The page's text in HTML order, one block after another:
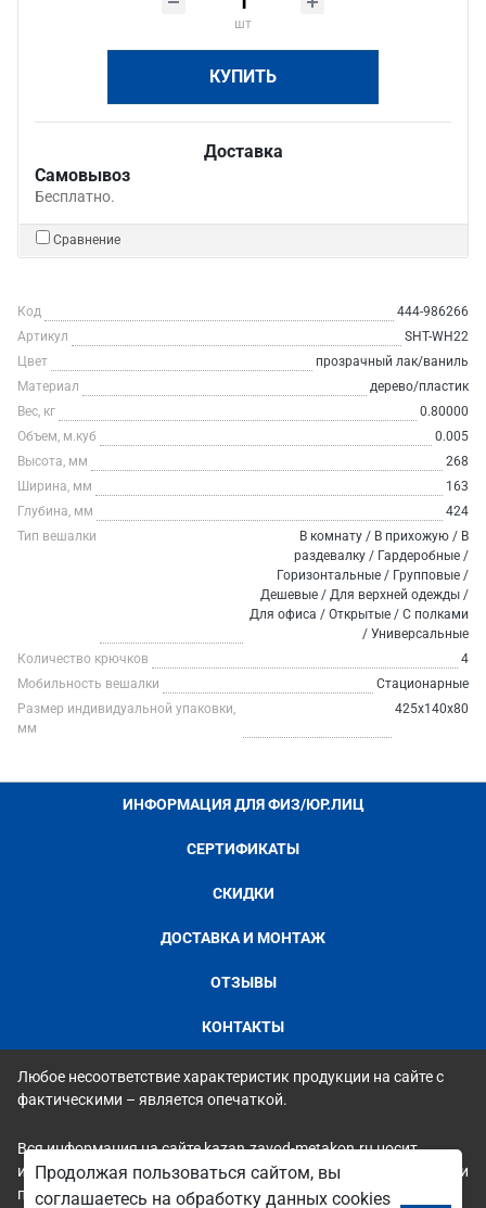
шт
КУПИТЬ
Доставка
Самовывоз
Бесплатно.
Сравнение
Код
444-986266
Артикул
SHT-WH22
Цвет
прозрачный лак/ваниль
Материал
дерево/пластик
Вес, кг
0.80000
Объем, м.куб
0.005
Высота, мм
268
Ширина, мм
163
Глубина, мм
424
Тип вешалки
В комнату / В прихожую / В
раздевалку / Гардеробные /
Горизонтальные / Групповые /
Дешевые / Для верхней одежды /
Для офиса / Открытые / С полками
/ Универсальные
Количество крючков
4
Мобильность вешалки
Стационарные
Размер индивидуальной упаковки,
мм
425x140x80
ИНФОРМАЦИЯ ДЛЯ ФИЗ/ЮР.ЛИЦ
СЕРТИФИКАТЫ
СКИДКИ
ДОСТАВКА И МОНТАЖ
ОТЗЫВЫ
КОНТАКТЫ
Любое несоответствие характеристик продукции на сайте с
фактическими – является опечаткой.
Вся информация на сайте kazan.zavod-metakon.ru носит
исключительно ознакомительный и справочный характер и ни
при каких условиях не является публичной офертой. Всю
Продолжая пользоваться сайтом, вы
соглашаетесь на обработку данных cookies